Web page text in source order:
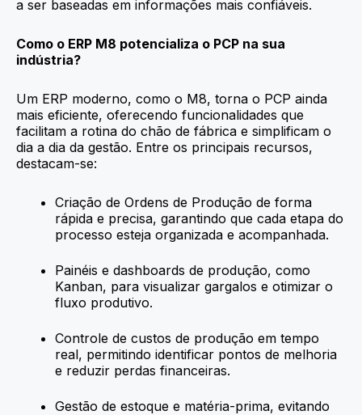
a ser baseadas em informações mais confiáveis.
Como o ERP M8 potencializa o PCP na sua
indústria?
Um ERP moderno, como o M8, torna o PCP ainda
mais eficiente, oferecendo funcionalidades que
facilitam a rotina do chão de fábrica e simplificam o
dia a dia da gestão. Entre os principais recursos,
destacam-se:
Criação de Ordens de Produção de forma
rápida e precisa, garantindo que cada etapa do
processo esteja organizada e acompanhada.
Painéis e dashboards de produção, como
Kanban, para visualizar gargalos e otimizar o
fluxo produtivo.
Controle de custos de produção em tempo
real, permitindo identificar pontos de melhoria
e reduzir perdas financeiras.
Gestão de estoque e matéria-prima, evitando